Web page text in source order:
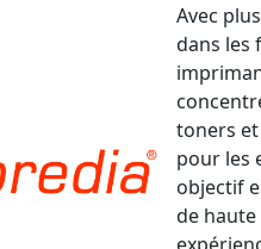
Avec
dans les
toners
pour les
objectif
de